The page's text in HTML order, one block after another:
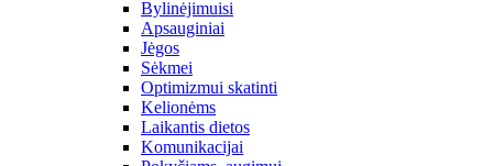
Bylinėjimuisi
Apsauginiai
Jėgos
Sėkmei
Optimizmui skatinti
Kelionėms
Laikantis dietos
Komunikacijai